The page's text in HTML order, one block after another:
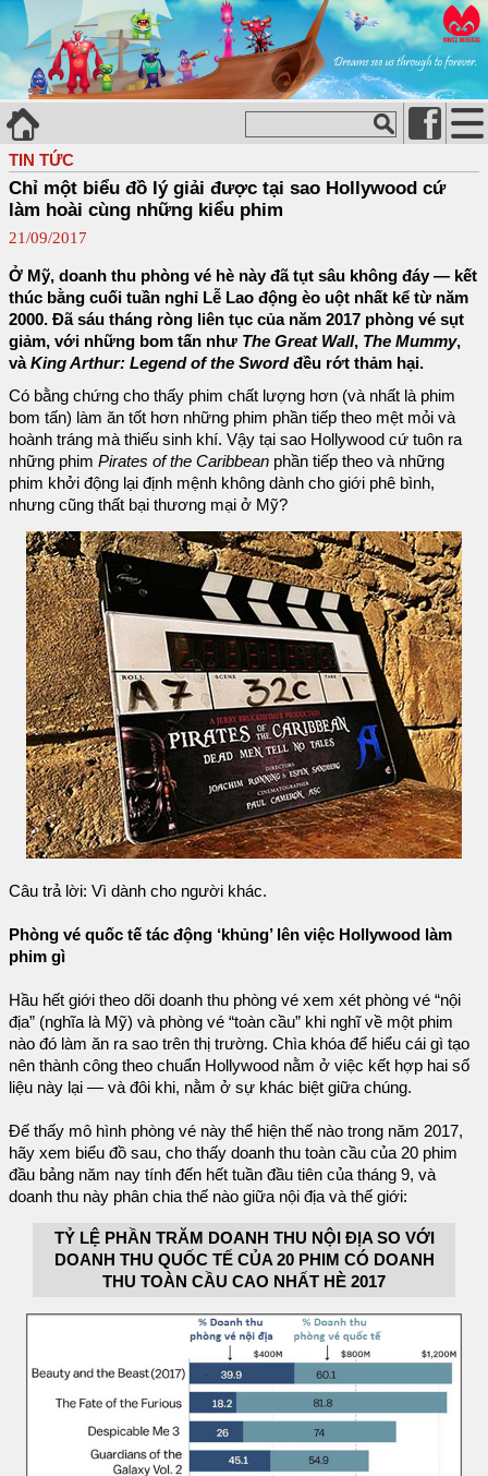
TIN TỨC
Chỉ một biểu đồ lý giải được tại sao Hollywood cứ
làm hoài cùng những kiểu phim
21/09/2017
Ở Mỹ, doanh thu phòng vé hè này đã tụt sâu không đáy — kết
thúc bằng cuối tuần nghỉ Lễ Lao động èo uột nhất kể từ năm
2000. Đã sáu tháng ròng liên tục của năm 2017 phòng vé sụt
giảm, với những bom tấn như The Great Wall, The Mummy,
vàKing Arthur: Legend of the Swordđều rớt thảm hại.
Có bằng chứng cho thấy phim chất lượng hơn (và nhất là phim
bom tấn) làm ăn tốt hơn những phim phần tiếp theo mệt mỏi và
hoành tráng mà thiếu sinh khí. Vậy tại sao Hollywood cứ tuôn ra
những phim Pirates of the Caribbean phần tiếp theo và những
phim khởi động lại định mệnh không dành cho giới phê bình,
nhưng cũng thất bại thương mại ở Mỹ?
Câu trả lời: Vì dành cho người khác.
Phòng vé quốc tế tác động ‘khủng’ lên việc Hollywood làm
phim gì
Hầu hết giới theo dõi doanh thu phòng vé xem xét phòng vé “nội
địa” (nghĩa là Mỹ) và phòng vé “toàn cầu” khi nghĩ về một phim
nào đó làm ăn ra sao trên thị trường. Chìa khóa để hiểu cái gì tạo
nên thành công theo chuẩn Hollywood nằm ở việc kết hợp hai số
liệu này lại — và đôi khi, nằm ở sự khác biệt giữa chúng.
Đế thấy mô hình phòng vé này thể hiện thế nào trong năm 2017,
hãy xem biểu đồ sau, cho thấy doanh thu toàn cầu của 20 phim
đầu bảng năm nay tính đến hết tuần đầu tiên của tháng 9, và
doanh thu này phân chia thế nào giữa nội địa và thế giới:
TỶ LỆ PHẦN TRĂM DOANH THU NỘI ĐỊA SO VỚI
DOANH THU QUỐC TẾ CỦA 20 PHIM CÓ DOANH
THU TOÀN CẦU CAO NHẤT HÈ 2017